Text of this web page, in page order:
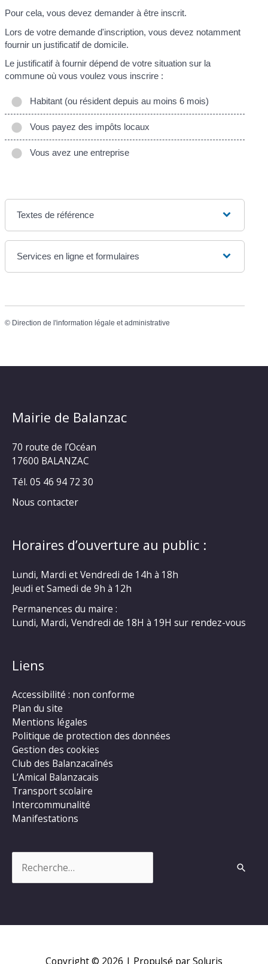
Pour cela, vous devez demander à être inscrit.
Lors de votre demande d'inscription, vous devez notamment
fournir un justificatif de domicile.
Le justificatif à fournir dépend de votre situation sur la
commune où vous voulez vous inscrire :
Habitant (ou résident depuis au moins 6 mois)
Vous payez des impôts locaux
Vous avez une entreprise
Textes de référence
Services en ligne et formulaires
© Direction de l'information légale et administrative
Mairie de Balanzac
70 route de l’Océan
17600 BALANZAC
Tél. 05 46 94 72 30
Nous contacter
Horaires d’ouverture au public :
Lundi, Mardi et Vendredi de 14h à 18h
Jeudi et Samedi de 9h à 12h
Permanences du maire :
Lundi, Mardi, Vendredi de 18H à 19H sur rendez-vous
Liens
Accessibilité : non conforme
Plan du site
Mentions légales
Politique de protection des données
Gestion des cookies
Club des Balanzacaînés
L’Amical Balanzacais
Transport scolaire
Intercommunalité
Manifestations
Copyright © 2026 | Propulsé par Soluris